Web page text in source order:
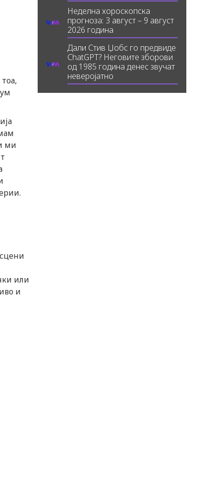
ми
или
и
Неделна хороскопска
прогноза: 3 август – 9 август
2026 година
Дали Стив Џобс го предвиде
ChatGPT? Неговите зборови
од 1985 година денес звучат
неверојатно